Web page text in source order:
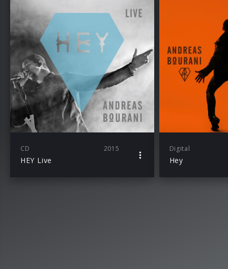
CD 2015
HEY Live
Digital
Hey